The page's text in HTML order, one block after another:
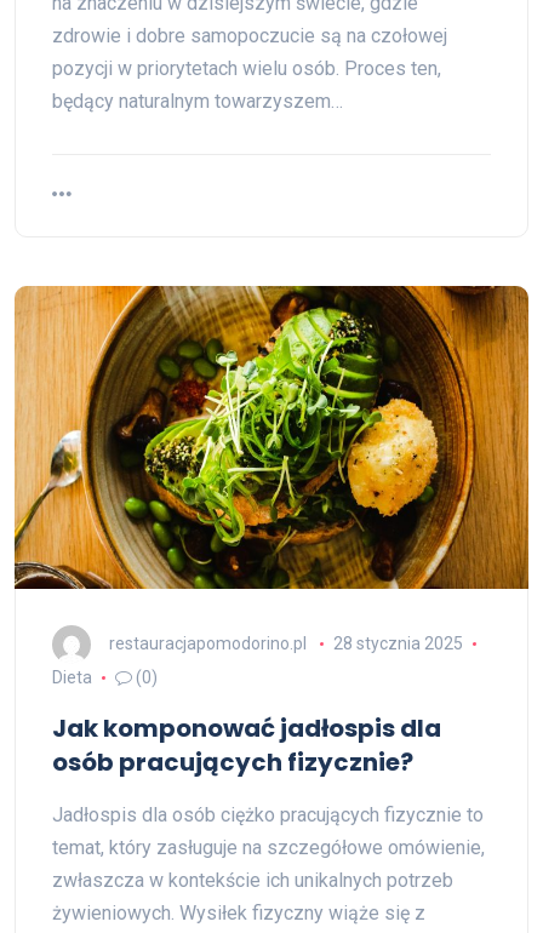
zdrowie i dobre samopoczucie są na czołowej
pozycji w priorytetach wielu osób. Proces ten,
będący naturalnym towarzyszem…
restauracjapomodorino.pl
28 stycznia 2025
Dieta
(0)
Jak komponować jadłospis dla
osób pracujących fizycznie?
Jadłospis dla osób ciężko pracujących fizycznie to
temat, który zasługuje na szczegółowe omówienie,
zwłaszcza w kontekście ich unikalnych potrzeb
żywieniowych. Wysiłek fizyczny wiąże się z